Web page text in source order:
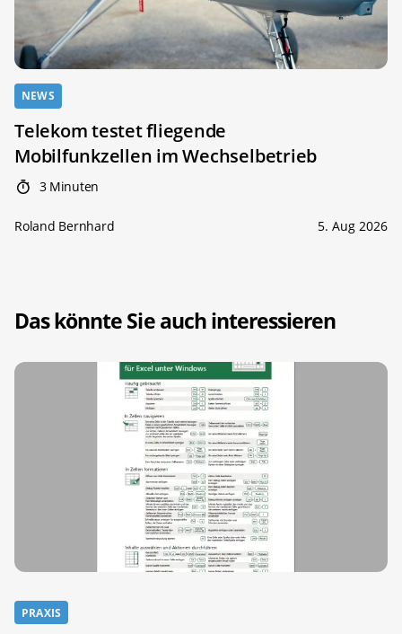
NEWS
Telekom testet fliegende
Mobilfunkzellen im Wechselbetrieb
3 Minuten
Roland Bernhard 5. Aug 2026
Das könnte Sie auch interessieren
PRAXIS